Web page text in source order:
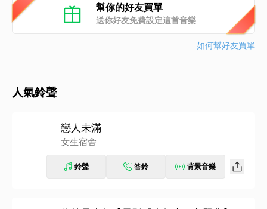
幫你的好友買單
送你好友免費設定這首音樂
如何幫好友買單
人氣鈴聲
戀人未滿
女生宿舍
鈴聲 答鈴 背景音樂